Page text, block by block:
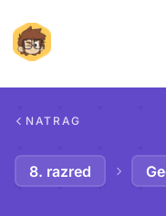
NATRAG
8. razred